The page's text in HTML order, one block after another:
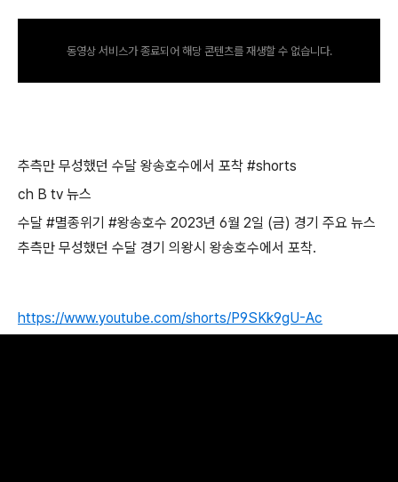
동영상 서비스가 종료되어 해당 콘텐츠를 재생할 수 없습니다.
추측만 무성했던 수달 왕송호수에서 포착 #shorts
ch B tv 뉴스
수달 #멸종위기 #왕송호수 2023년 6월 2일 (금) 경기 주요 뉴스
추측만 무성했던 수달 경기 의왕시 왕송호수에서 포착.
https://www.youtube.com/shorts/P9SKk9gU-Ac